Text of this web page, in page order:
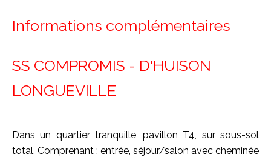
Informations complémentaires
SS COMPROMIS - D'HUISON
LONGUEVILLE
Dans un quartier tranquille, pavillon T4, sur sous-sol
total. Comprenant : entrée, séjour/salon avec cheminée